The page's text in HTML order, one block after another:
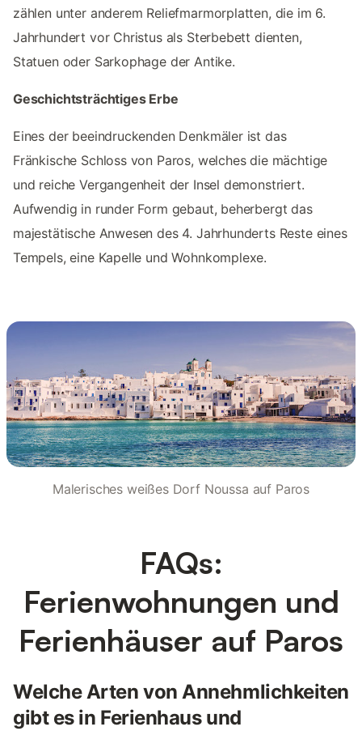
zählen unter anderem Reliefmarmorplatten, die im 6.
Jahrhundert vor Christus als Sterbebett dienten,
Statuen oder Sarkophage der Antike.
Geschichtsträchtiges Erbe
Eines der beeindruckenden Denkmäler ist das
Fränkische Schloss von Paros, welches die mächtige
und reiche Vergangenheit der Insel demonstriert.
Aufwendig in runder Form gebaut, beherbergt das
majestätische Anwesen des 4. Jahrhunderts Reste eines
Tempels, eine Kapelle und Wohnkomplexe.
Malerisches weißes Dorf Noussa auf Paros
FAQs:
Ferienwohnungen und
Ferienhäuser auf Paros
Welche Arten von Annehmlichkeiten
gibt es in Ferienhaus und